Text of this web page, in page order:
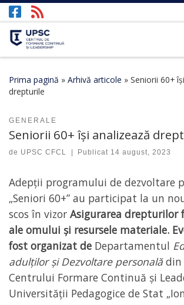
Afișează întregul conținut
Prima pagină » Arhivă articole » Seniorii 60+
drepturile
GENERALE
Seniorii 60+ își analizează
de UPSC CFCL Publicat 14 august, 2023
Adepții programului de dezvoltare
„Seniori 60+” au participat la un
scos în vizor Asigurarea drepturilor
ale omului și resursele materiale.
fost organizat de Departamentul
adulților și Dezvoltare personalădin
Centrului Formare Continuă și
Universității Pedagogice de Stat